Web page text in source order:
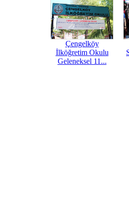
Çengelköy
İlköğretim Okulu
Geleneksel 11...